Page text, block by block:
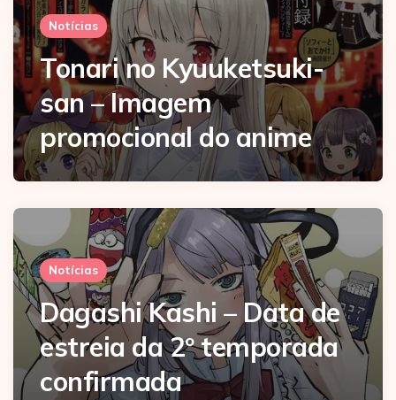
Notícias
Tonari no Kyuuketsuki-
san – Imagem
promocional do anime
Notícias
Dagashi Kashi – Data de
estreia da 2º temporada
confirmada